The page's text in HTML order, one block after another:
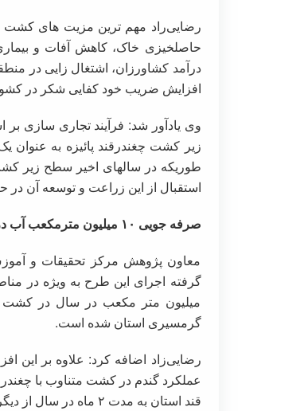
رضایی‌راد مهم ترین مزیت های کشت
حاصلخیزی خاک، کاهش آفات و
افزایش ضریب خود کفایی شکر در
وی یادآور شد: فرآیند تجاری سازی
زیر کشت چغندرقند پائیزه به
استقبال از این زراعت و توسعه آن
صرفه جویی ۱۰ میلیون مترمکعب آب در کشت پاییزه چغندر قند
معاون پژوهش مرکز تحقیقات و
میلیون متر مکعب در سال در کشت
گرمسیری استان شده است.
عملکرد گندم در کشت متناوب با
قند استان به مدت ۲ ماه در سال از دیگر مزایای این طرح در استان است.